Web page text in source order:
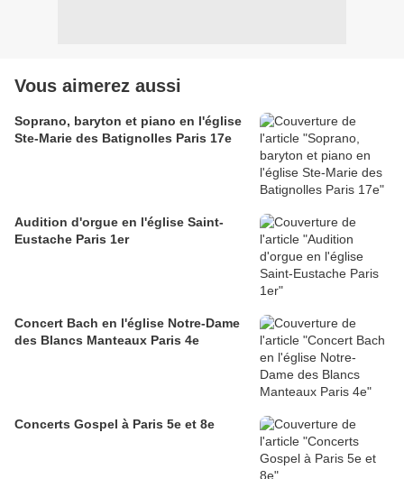
Vous aimerez aussi
Soprano, baryton et piano en l'église
Ste-Marie des Batignolles Paris 17e
Audition d'orgue en l'église Saint-
Eustache Paris 1er
Concert Bach en l'église Notre-Dame
des Blancs Manteaux Paris 4e
Concerts Gospel à Paris 5e et 8e